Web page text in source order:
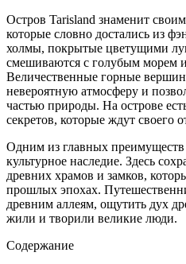
Остров Tarisland знаменит
которые словно достались из
холмы, покрытые цветущими
смешиваются с голубым морем
Величественные горные
невероятную атмосферу и
частью природы. На острове
секретов, которые ждут своего
Одним из главных преимуществ
культурное наследие. Здесь
древних храмов и замков,
прошлых эпохах.
древним аллеям, ощутить дух
жили и творили великие люди.
Содержание